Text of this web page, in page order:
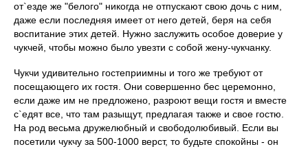
от`езде же "белого" никогда не отпускают свою дочь с ним,
даже если последняя имеет от него детей, беря на себя
воспитание этих детей. Нужно заслужить особое доверие у
чукчей, чтобы можно было увезти с собой жену-чукчанку.
Чукчи удивительно гостеприимны и того же требуют от
посещающего их гостя. Они совершенно бес церемонно,
если даже им не предложено, разроют вещи гостя и вместе
с`едят все, что там разыщут, предлагая также и свое гостю.
На род весьма дружелюбный и свободолюбивый. Если вы
посетили чукчу за 500-1000 верст, то будьте спокойны - он